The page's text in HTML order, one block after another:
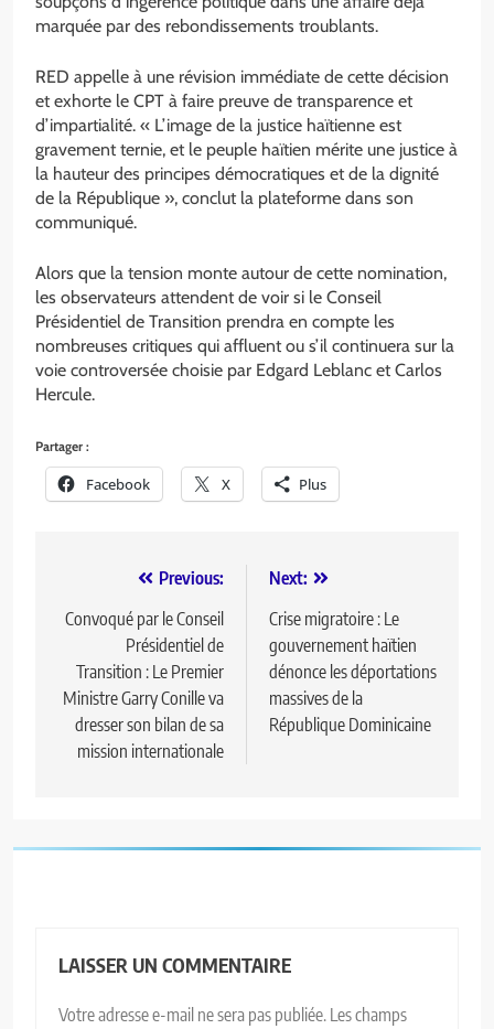
marquée par des rebondissements troublants.
RED appelle à une révision immédiate de cette décision
et exhorte le CPT à faire preuve de transparence et
d’impartialité. « L’image de la justice haïtienne est
gravement ternie, et le peuple haïtien mérite une justice à
la hauteur des principes démocratiques et de la dignité
de la République », conclut la plateforme dans son
communiqué.
Alors que la tension monte autour de cette nomination,
les observateurs attendent de voir si le Conseil
Présidentiel de Transition prendra en compte les
nombreuses critiques qui affluent ou s’il continuera sur la
voie controversée choisie par Edgard Leblanc et Carlos
Hercule.
Partager :
Facebook X Plus
Previous:
Convoqué par le Conseil
Présidentiel de
Transition : Le Premier
Ministre Garry Conille va
dresser son bilan de sa
mission internationale
Next:
Crise migratoire : Le
gouvernement haïtien
dénonce les déportations
massives de la
République Dominicaine
LAISSER UN COMMENTAIRE
Votre adresse e-mail ne sera pas publiée. Les champs